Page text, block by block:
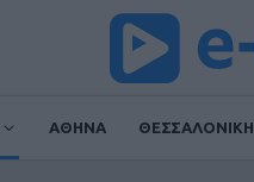
ΑΘΗΝΑ ΘΕΣΣΑΛΟΝΙΚΗ